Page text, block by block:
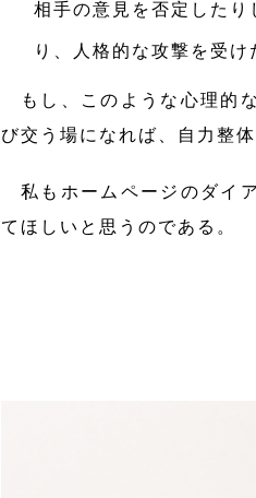
相手の意見を否定した
り、人格的な攻撃を受け
もし、このような心理的
び交う場になれば、自力整
私もホームページのダイ
てほしいと思うのである。